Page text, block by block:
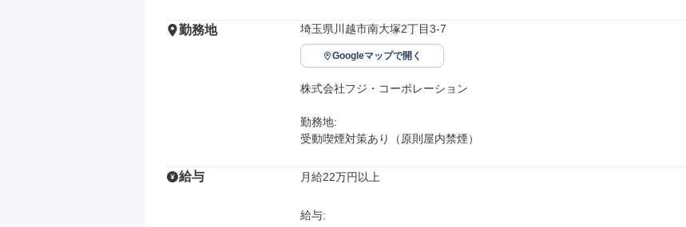
勤務地 埼玉県川越市南大塚2丁目3-7
Googleマップで開く
株式会社フジ・コーポレーション
勤務地:
受動喫煙対策あり（原則屋内禁煙）
給与 月給22万円以上
給与: